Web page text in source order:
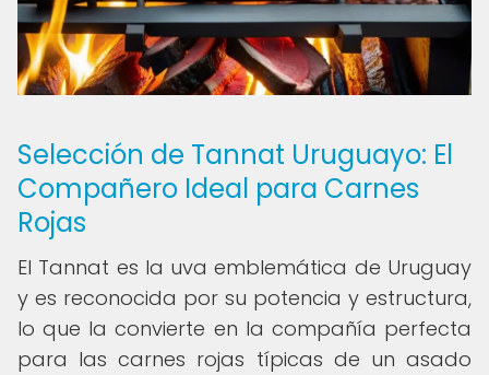
Selección de Tannat Uruguayo: El
Compañero Ideal para Carnes
Rojas
El Tannat es la uva emblemática de Uruguay
y es reconocida por su potencia y estructura,
lo que la convierte en la compañía perfecta
para las carnes rojas típicas de un asado